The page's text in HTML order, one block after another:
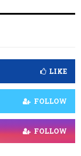
LIKE
FOLLOW
FOLLOW